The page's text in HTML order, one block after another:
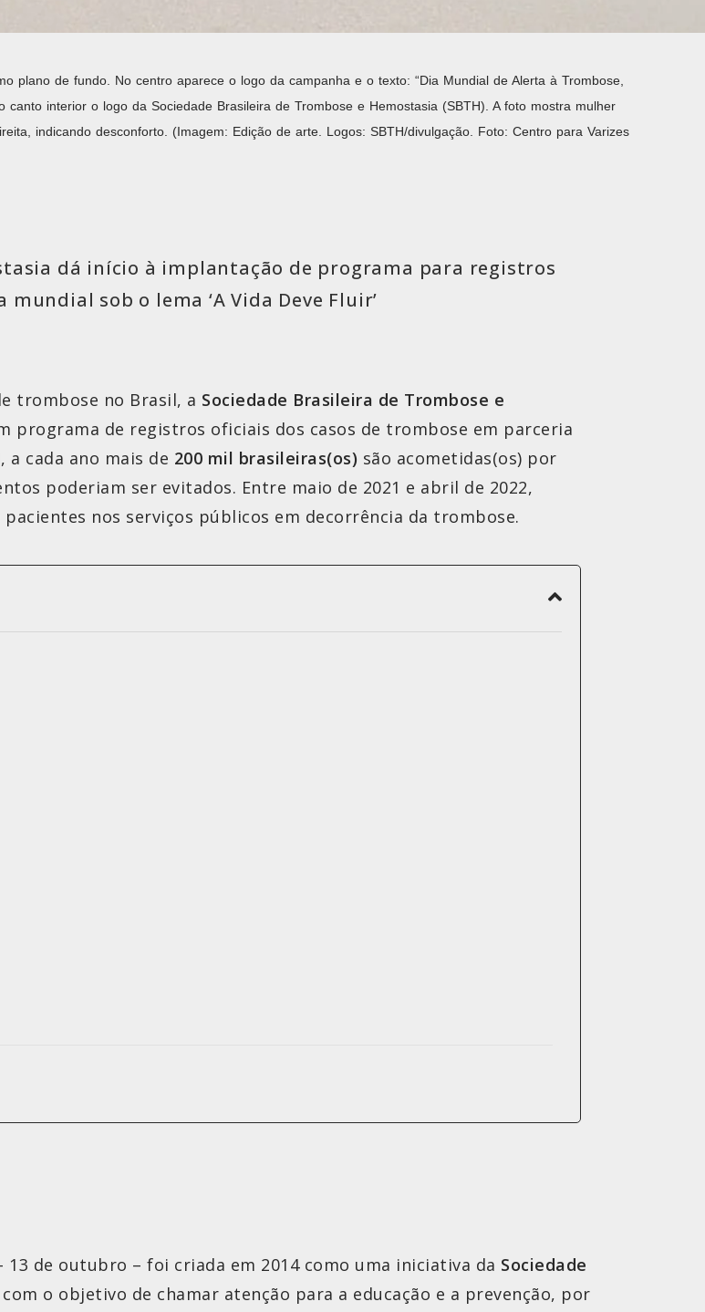
plano de fundo. No centro aparece o logo da campanha e o texto: “Dia Mundial de Alerta à Trombose,
interior o logo da Sociedade Brasileira de Trombose e Hemostasia (SBTH). A foto mostra mulher
indicando desconforto. (Imagem: Edição de arte. Logos: SBTH/divulgação. Foto: Centro para Varizes
dá início à implantação de programa para registros
sob o lema ‘A Vida Deve Fluir’
trombose no Brasil, a Sociedade Brasileira de Trombose e
programa de registros oficiais dos casos de trombose em parceria
a cada ano mais de 200 mil brasileiras(os) são acometidas(os) por
poderiam ser evitados. Entre maio de 2021 e abril de 2022,
pacientes nos serviços públicos em decorrência da trombose.
de outubro – foi criada em 2014 como uma iniciativa da Sociedade
com o objetivo de chamar atenção para a educação e a prevenção, por